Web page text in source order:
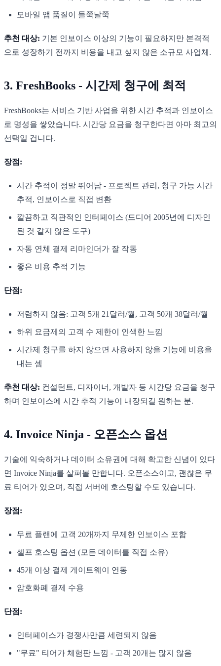
모바일 앱 품질이 들쭉날쭉
추천 대상: 기본 인보이스 이상의 기능이 필요하지만 본격적
으로 성장하기 전까지 비용을 내고 싶지 않은 소규모 사업체.
3. FreshBooks - 시간제 청구에 최적
FreshBooks는 서비스 기반 사업을 위한 시간 추적과 인보이스
로 명성을 쌓았습니다. 시간당 요금을 청구한다면 아마 최고의
선택일 겁니다.
장점:
시간 추적이 정말 뛰어남 - 프로젝트 관리, 청구 가능 시간
추적, 인보이스로 직접 변환
깔끔하고 직관적인 인터페이스 (드디어 2005년에 디자인
된 것 같지 않은 도구)
자동 연체 결제 리마인더가 잘 작동
좋은 비용 추적 기능
단점:
저렴하지 않음: 고객 5개 21달러/월, 고객 50개 38달러/월
하위 요금제의 고객 수 제한이 인색한 느낌
시간제 청구를 하지 않으면 사용하지 않을 기능에 비용을
내는 셈
추천 대상: 컨설턴트, 디자이너, 개발자 등 시간당 요금을 청구
하며 인보이스에 시간 추적 기능이 내장되길 원하는 분.
4. Invoice Ninja - 오픈소스 옵션
기술에 익숙하거나 데이터 소유권에 대해 확고한 신념이 있다
면 Invoice Ninja를 살펴볼 만합니다. 오픈소스이고, 괜찮은 무
료 티어가 있으며, 직접 서버에 호스팅할 수도 있습니다.
장점:
무료 플랜에 고객 20개까지 무제한 인보이스 포함
셀프 호스팅 옵션 (모든 데이터를 직접 소유)
45개 이상 결제 게이트웨이 연동
암호화폐 결제 수용
단점:
인터페이스가 경쟁사만큼 세련되지 않음
"무료" 티어가 체험판 느낌 - 고객 20개는 많지 않음